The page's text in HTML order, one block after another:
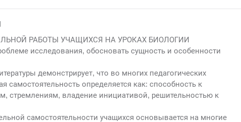
РАБОТЫ УЧАЩИХСЯ НА УРОКАХ БИОЛОГИИ
исследования, обосновать сущность и особенности
демонстрирует, что во многих педагогических
самостоятельность определяется как: способность к
стремлениям, владение инициативой, решительностью к
самостоятельности учащихся основывается на многие